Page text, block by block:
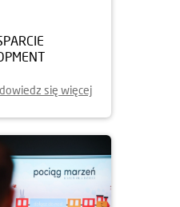
dowiedz się więcej